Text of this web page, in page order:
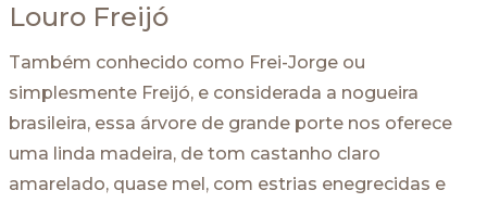
Louro Freijó
Também conhecido como Frei-Jorge ou
simplesmente Freijó, e considerada a nogueira
brasileira, essa árvore de grande porte nos oferece
uma linda madeira, de tom castanho claro
amarelado, quase mel, com estrias enegrecidas e